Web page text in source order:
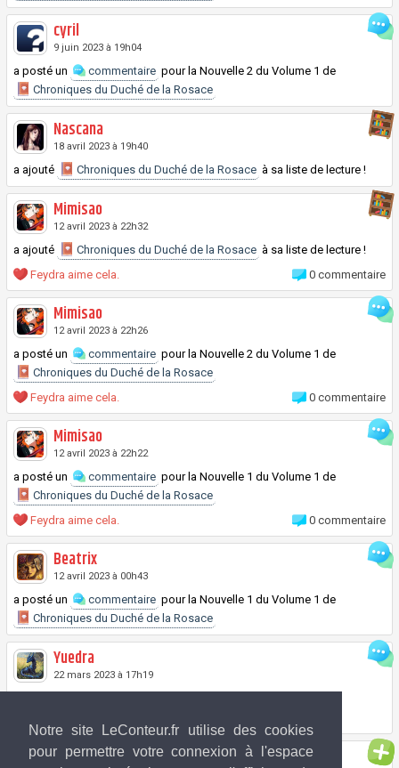
Notre site LeConteur.fr utilise des cookies
pour permettre votre connexion à l'espace
cyril
9 juin 2023 à 19h04
a posté un commentaire pour la Nouvelle 2 du Volume 1 de
Chroniques du Duché de la Rosace
Nascana
18 avril 2023 à 19h40
a ajouté Chroniques du Duché de la Rosace à sa liste de lecture !
Mimisao
12 avril 2023 à 22h32
a ajouté Chroniques du Duché de la Rosace à sa liste de lecture !
0 commentaire
Feydra aime cela.
Mimisao
12 avril 2023 à 22h26
a posté un commentaire pour la Nouvelle 2 du Volume 1 de
Chroniques du Duché de la Rosace
0 commentaire
Feydra aime cela.
Mimisao
12 avril 2023 à 22h22
a posté un commentaire pour la Nouvelle 1 du Volume 1 de
Chroniques du Duché de la Rosace
0 commentaire
Feydra aime cela.
Beatrix
12 avril 2023 à 00h43
a posté un commentaire pour la Nouvelle 1 du Volume 1 de
Chroniques du Duché de la Rosace
Yuedra
22 mars 2023 à 17h19
Feydra